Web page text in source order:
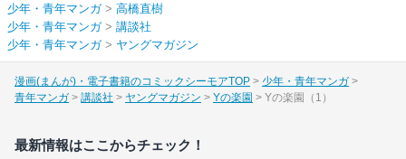
少年・青年マンガ> 高橋直樹
少年・青年マンガ> 講談社
少年・青年マンガ> ヤングマガジン
漫画(まんが)・電子書籍のコミックシーモアTOP
少年・青年マンガ
青年マンガ
講談社 ヤングマガジン Yの楽園 Yの楽園（1）
最新情報はここからチェック！